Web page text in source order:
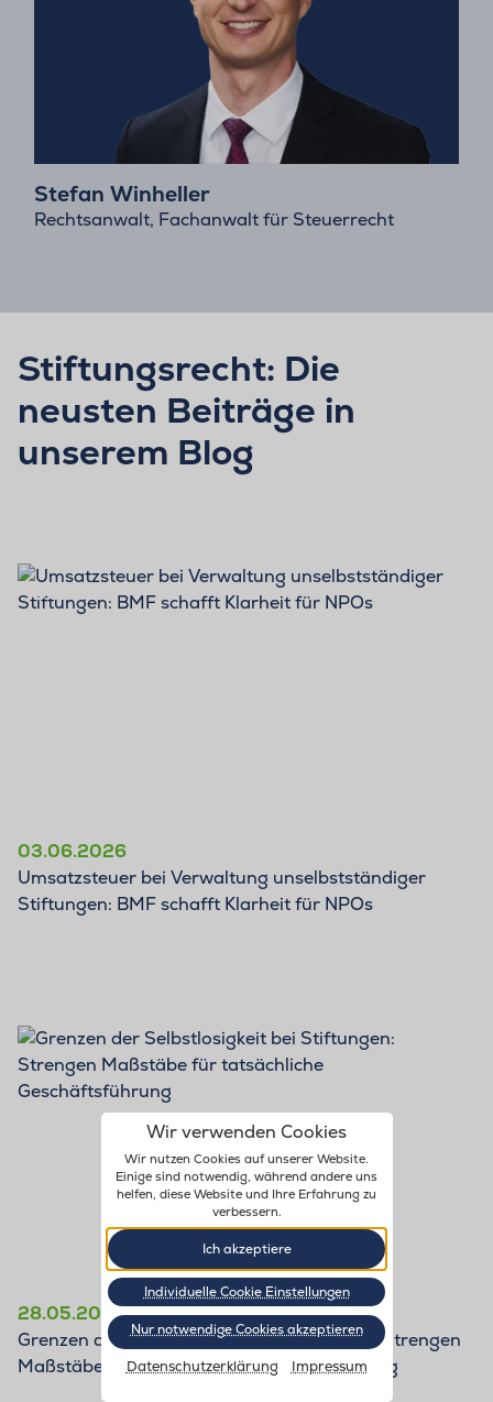
Wir verwenden Cookies
Wir nutzen Cookies auf unserer Website.
Einige sind notwendig, während andere uns
helfen, diese Website und Ihre Erfahrung zu
verbessern.
Ich akzeptiere
Individuelle Cookie Einstellungen
Nur notwendige Cookies akzeptieren
Datenschutzerklärung Impressum
Stefan Winheller
Rechtsanwalt, Fachanwalt für Steuerrecht
Stiftungsrecht: Die
neusten Beiträge in
unserem Blog
BLOG
03.06.2026
Umsatzsteuer bei Verwaltung unselbstständiger
Stiftungen: BMF schafft Klarheit für NPOs
BLOG
28.05.2026
Grenzen der Selbstlosigkeit bei Stiftungen: Strengen
Maßstäbe für tatsächliche Geschäftsführung